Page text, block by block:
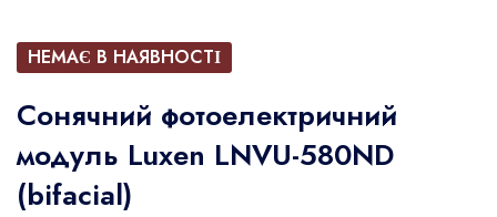
НЕМАЄ В НАЯВНОСТІ
Сонячний фотоелектричний
модуль Luxen LNVU-580ND
(bifacial)